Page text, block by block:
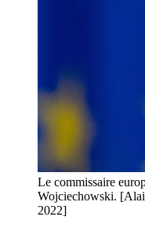
Le commissaire
Wojciechowski.
2022]